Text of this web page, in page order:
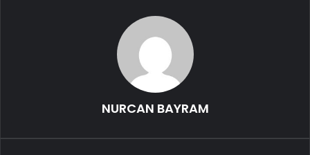
NURCAN BAYRAM